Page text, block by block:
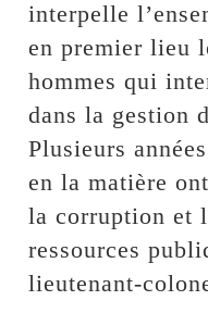
interpelle
en premier lieu
hommes qui
dans la gestion
Plusieurs
en la matière
la corruption et
ressources
lieutenant-